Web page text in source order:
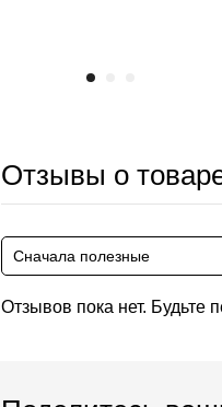
Отзывы о
Сначала полезные
Отзывов пока нет. Будьте